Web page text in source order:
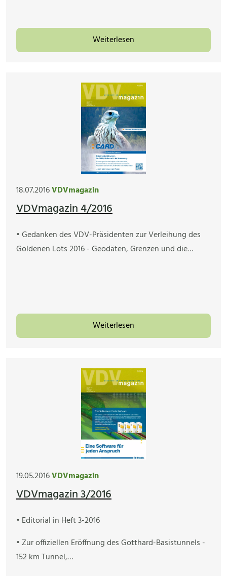
Weiterlesen
18.07.2016VDVmagazin
VDVmagazin 4/2016
• Gedanken des VDV-Präsidenten zur Verleihung des
Goldenen Lots 2016 - Geodäten, Grenzen und die…
Weiterlesen
19.05.2016VDVmagazin
VDVmagazin 3/2016
• Editorial in Heft 3-2016
• Zur offiziellen Eröffnung des Gotthard-Basistunnels -
152 km Tunnel,…